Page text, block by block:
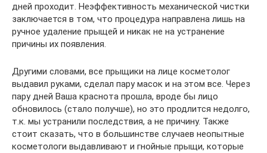
дней проходит. Неэффективность механической чистки
заключается в том, что процедура направлена лишь на
ручное удаление прыщей и никак не на устранение
причины их появления.
Другими словами, все прыщики на лице косметолог
выдавил руками, сделал пару масок и на этом все. Через
пару дней Ваша краснота прошла, вроде бы лицо
обновилось (стало получше), но это продлится недолго,
т.к. мы устранили последствия, а не причину. Также
стоит сказать, что в большинстве случаев неопытные
косметологи выдавливают и гнойные прыщи, которые